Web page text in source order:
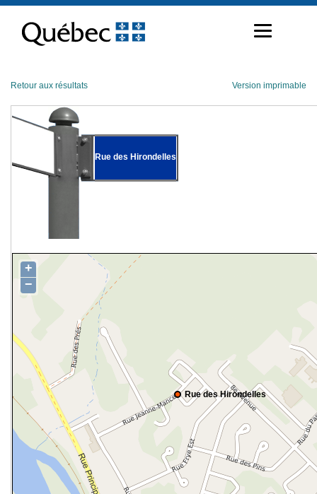
contenu
Retour aux résultats Version imprimable
Rue des Hirondelles
Rue des Hirondelles
+
−